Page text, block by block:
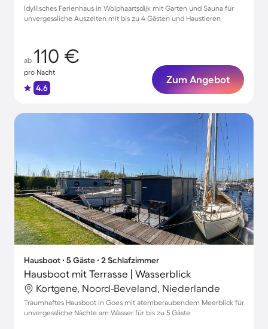
Idyllisches Ferienhaus in Wolphaartsdijk mit Garten und Sauna für
unvergessliche Auszeiten mit bis zu 4 Gästen und Haustieren
ab 110 €
pro Nacht
4.6
Zum Angebot
Hausboot ∙ 5 Gäste ∙ 2 Schlafzimmer
Hausboot mit Terrasse | Wasserblick
Kortgene, Noord-Beveland, Niederlande
Traumhaftes Hausboot in Goes mit atemberaubendem Meerblick für
unvergessliche Nächte am Wasser für bis zu 5 Gäste